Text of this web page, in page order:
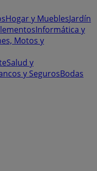
Hogar y MueblesJardín
Informática y
Motos y
Salud y
y SegurosBodas